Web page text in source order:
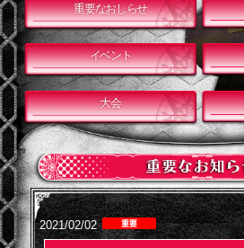
重要なおしらせ
イベント
大会
2021/02/02